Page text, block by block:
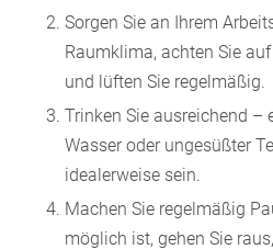
Sorgen Sie an Ihrem
Raumklima, achten Sie
und lüften Sie regelmäßig.
Trinken Sie ausreichend –
Wasser oder ungesüßter
idealerweise sein.
Machen Sie regelmäßig
möglich ist, gehen Sie